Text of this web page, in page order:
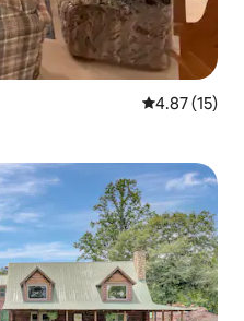
平均评分
4.87 (15)